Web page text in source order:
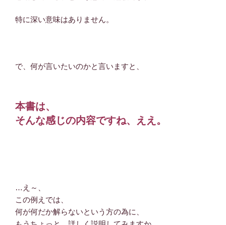
特に深い意味はありません。
で、何が言いたいのかと言いますと、
本書は、
そんな感じの内容ですね、ええ。
…え～、
この例えでは、
何が何だか解らないという方の為に、